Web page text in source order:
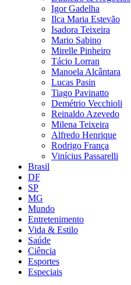
Igor Gadelha
Ilca Maria Estevão
Isadora Teixeira
Mario Sabino
Mirelle Pinheiro
Tácio Lorran
Manoela Alcântara
Lucas Pasin
Tiago Pavinatto
Demétrio Vecchioli
Reinaldo Azevedo
Milena Teixeira
Alfredo Henrique
Rodrigo França
Vinícius Passarelli
Brasil
DF
SP
MG
Mundo
Entretenimento
Vida & Estilo
Saúde
Ciência
Esportes
Especiais